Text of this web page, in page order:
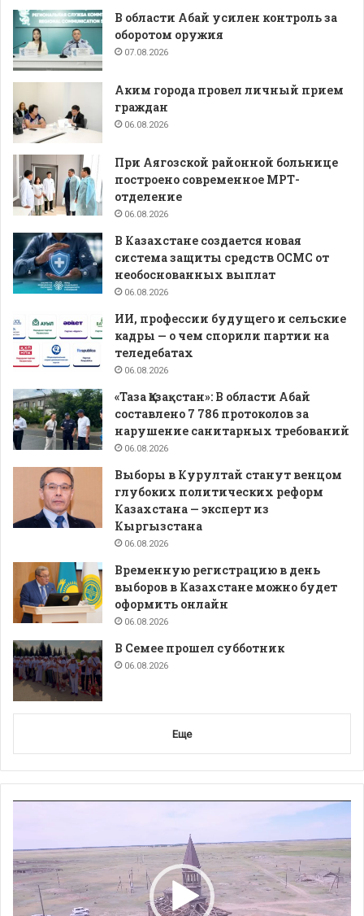
В области Абай усилен контроль за
оборотом оружия
07.08.2026
Аким города провел личный прием
граждан
06.08.2026
При Аягозской районной больнице
построено современное МРТ-
отделение
06.08.2026
В Казахстане создается новая
система защиты средств ОСМС от
необоснованных выплат
06.08.2026
ИИ, профессии будущего и сельские
кадры — о чем спорили партии на
теледебатах
06.08.2026
«Таза Қазақстан»: В области Абай
составлено 7 786 протоколов за
нарушение санитарных требований
06.08.2026
Выборы в Курултай станут венцом
глубоких политических реформ
Казахстана — эксперт из
Кыргызстана
06.08.2026
Временную регистрацию в день
выборов в Казахстане можно будет
оформить онлайн
06.08.2026
В Семее прошел субботник
06.08.2026
Еще